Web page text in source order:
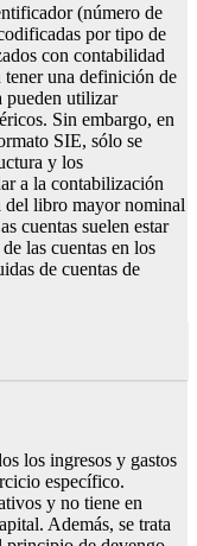
(número de
por tipo de
con contabilidad
tener una definición de
pueden utilizar
Sin embargo, en
SIE, sólo se
y los
a la contabilización
del libro mayor nominal
cuentas suelen estar
las cuentas en los
de cuentas de
los ingresos y gastos
específico.
y no tiene en
Además, se trata